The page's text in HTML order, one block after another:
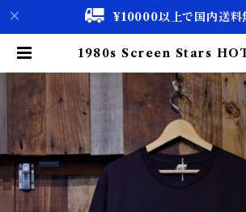
¥10000以上で国内送料
1980s Screen Stars
ン スターズ プリント 古着
ツ | 古着屋 仙台 biscco
& Vintage 通販】